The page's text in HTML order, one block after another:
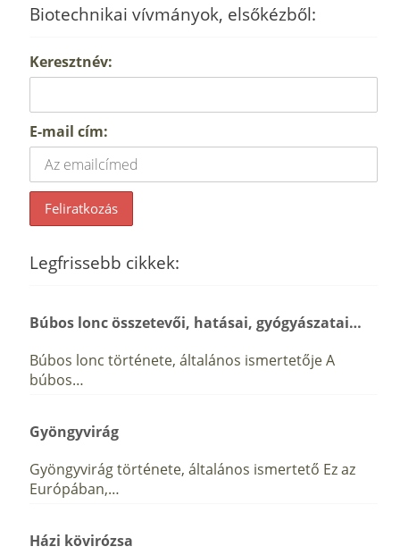
Biotechnikai vívmányok, elsőkézből:
Keresztnév:
E-mail cím:
Legfrissebb cikkek:
Búbos lonc összetevői, hatásai, gyógyászatai…
Búbos lonc története, általános ismertetője A
búbos…
Gyöngyvirág
Gyöngyvirág története, általános ismertető Ez az
Európában,…
Házi kövirózsa